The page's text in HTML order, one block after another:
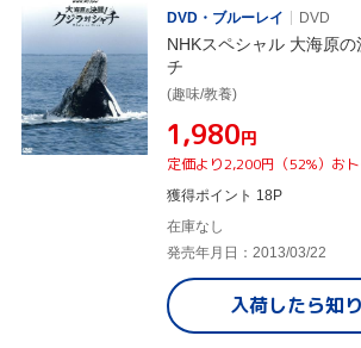
DVD・ブルーレイ DVD
NHKスペシャル 大海原
チ
(趣味/教養)
¥1,980円
定価より2,200円（52%）おト
獲得ポイント 18P
在庫なし
発売年月日：2013/03/22
入荷したら知